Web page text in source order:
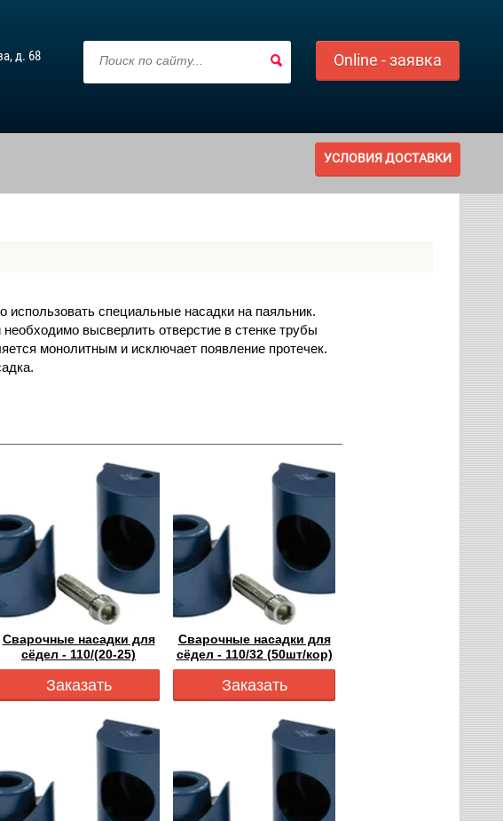
Online - заявка
д. 68
УСЛОВИЯ ДОСТАВКИ
специальные насадки на паяльник.
высверлить отверстие в стенке трубы
монолитным и исключает появление протечек.
Сварочные насадки для
сёдел - 110/(20-25)
Заказать
Сварочные насадки для
сёдел - 110/32 (50шт/кор)
Заказать